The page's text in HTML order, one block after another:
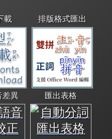
載 排版格式匯出
差異 匯出表格